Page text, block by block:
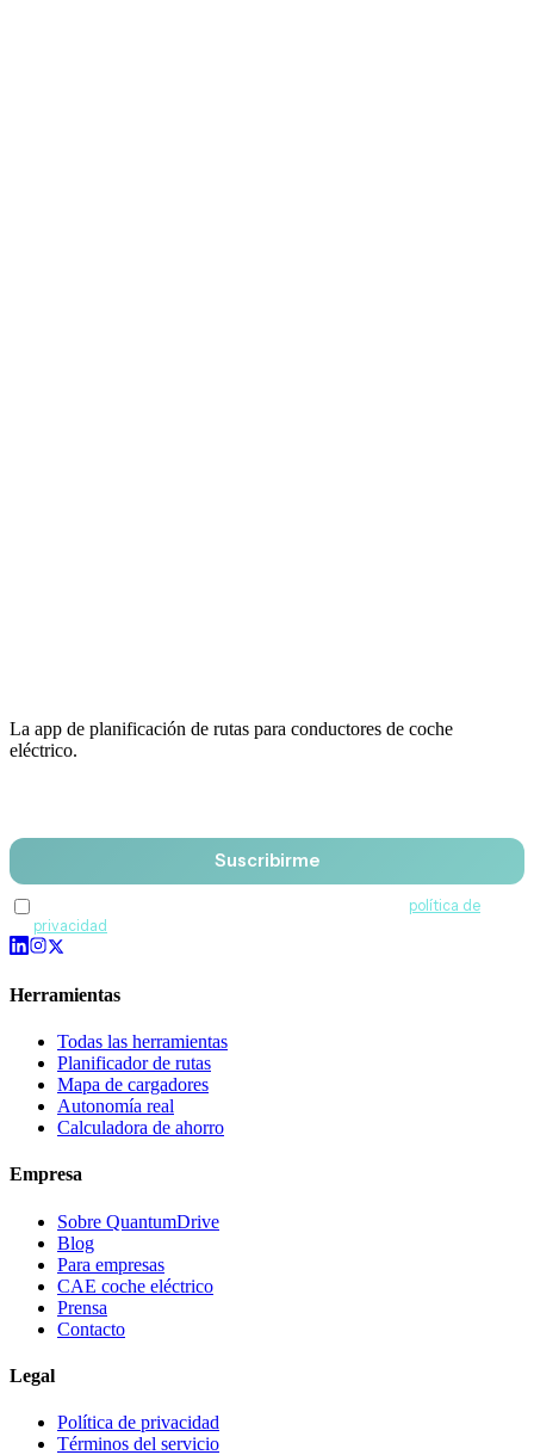
La app de planificación de rutas para conductores de coche
eléctrico.
Suscribirme
política de
privacidad
Herramientas
Todas las herramientas
Planificador de rutas
Mapa de cargadores
Autonomía real
Calculadora de ahorro
Empresa
Sobre QuantumDrive
Blog
Para empresas
CAE coche eléctrico
Prensa
Contacto
Legal
Política de privacidad
Términos del servicio